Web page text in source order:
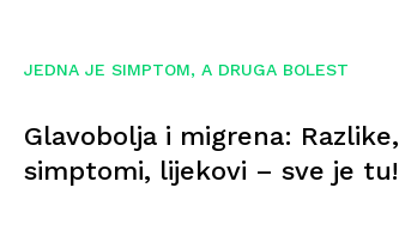
JEDNA JE SIMPTOM, A DRUGA BOLEST
Glavobolja i migrena: Razlike,
simptomi, lijekovi – sve je tu!